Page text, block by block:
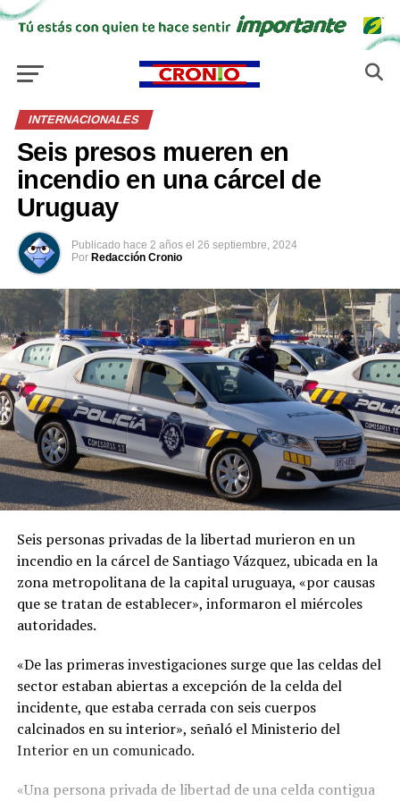
INTERNACIONALES
Seis presos mueren en
incendio en una cárcel de
Uruguay
Publicado hace 2 años el 26 septiembre, 2024
Por Redacción Cronio
Seis personas privadas de la libertad murieron en un
incendio en la cárcel de Santiago Vázquez, ubicada en la
zona metropolitana de la capital uruguaya, «por causas
que se tratan de establecer», informaron el miércoles
autoridades.
«De las primeras investigaciones surge que las celdas del
sector estaban abiertas a excepción de la celda del
incidente, que estaba cerrada con seis cuerpos
calcinados en su interior», señaló el Ministerio del
Interior en un comunicado.
«Una persona privada de libertad de una celda contigua